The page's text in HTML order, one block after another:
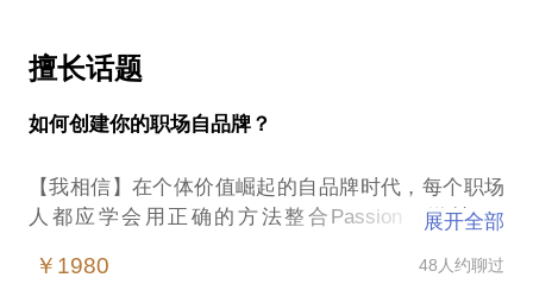
擅长话题
如何创建你的职场自品牌？
【我相信】在个体价值崛起的自品牌时代，每个职场
人都应学会用正确的方法整合Passion（激情）,
值）发挥到最大。未来的职业世界，组织即个人，个
展开全部
￥1980 48人约聊过